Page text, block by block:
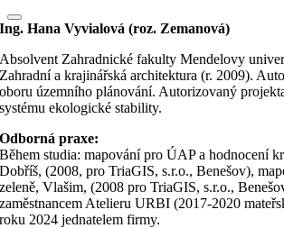
Ing. Hana Vyvialová (roz. Zemanová)
Absolvent Zahradnické fakulty Mendelovy
Zahradní a krajinářská architektura (r. 2009).
oboru územního plánování. Autorizovaný
systému ekologické stability.
Odborná praxe:
Během studia: mapování pro ÚAP a hodnocení
Dobříš, (2008, pro TriaGIS, s.r.o., Benešov),
zeleně, Vlašim, (2008 pro TriaGIS, s.r.o.,
zaměstnancem Atelieru URBI (2017-2020
roku 2024 jednatelem firmy.